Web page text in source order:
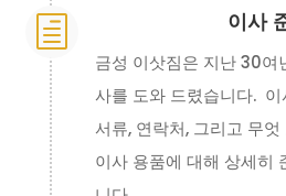
h 이사
금성 이삿짐은 지난 30여
사를 도와 드렸습니다.
서류, 연락처, 그리고 무
이사 용품에 대해 상세히